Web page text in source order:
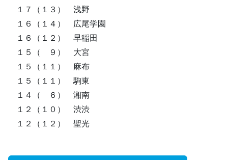
１７（１３） 浅野
１６（１４） 広尾学園
１６（１２） 早稲田
１５（ ９） 大宮
１５（１１） 麻布
１５（１１） 駒東
１４（ ６） 湘南
１２（１０） 渋渋
１２（１２） 聖光